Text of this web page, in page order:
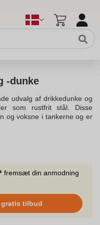
-dunke
udvalg af drikkedunke og
som rustfrit stål. Disse
og voksne i tankerne og er
og smarte design, der gør
gør dem til et sundt
som fås i forskellige
at passe perfekt i enhver
er især populær blandt dem,
drikkedunke og
miljøet og tilbyder en bred
fremsæt din anmodning
gratis tilbud